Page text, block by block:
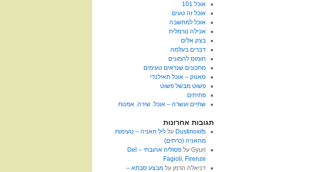
אוכל 101
אוכל זה טעים
אוכל למחשבה
אכילה נורמלית
בצק אלים
דברים בעלמה
חומוס להמונים
מתכונים שנראים טעימים
סאנוק – אוכל תאילנדי
פשוט מבשל פשוט
פתיתים
שתיים ועשרה – אוכל. שירה. אמנות
תגובות אחרונות
Dustinoxifs על ליל חאניה – טעימות
מחאניה (כרתים)
Gyuriעל
פסוליה אהובתי – Del
Fagioli, Firenze
דניאלה הרמן על מבצע סבתא –